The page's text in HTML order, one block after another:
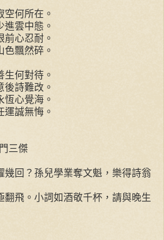
空何所在。
進雲中態。
前心忍耐。
色飄然碎。
生何對待。
後詩難改。
恆心覺海。
運誠無悔。
三傑
幾回？孫兒學業奪文魁，樂得詩翁
翻飛。小詞如酒敬千杯，請與晚生